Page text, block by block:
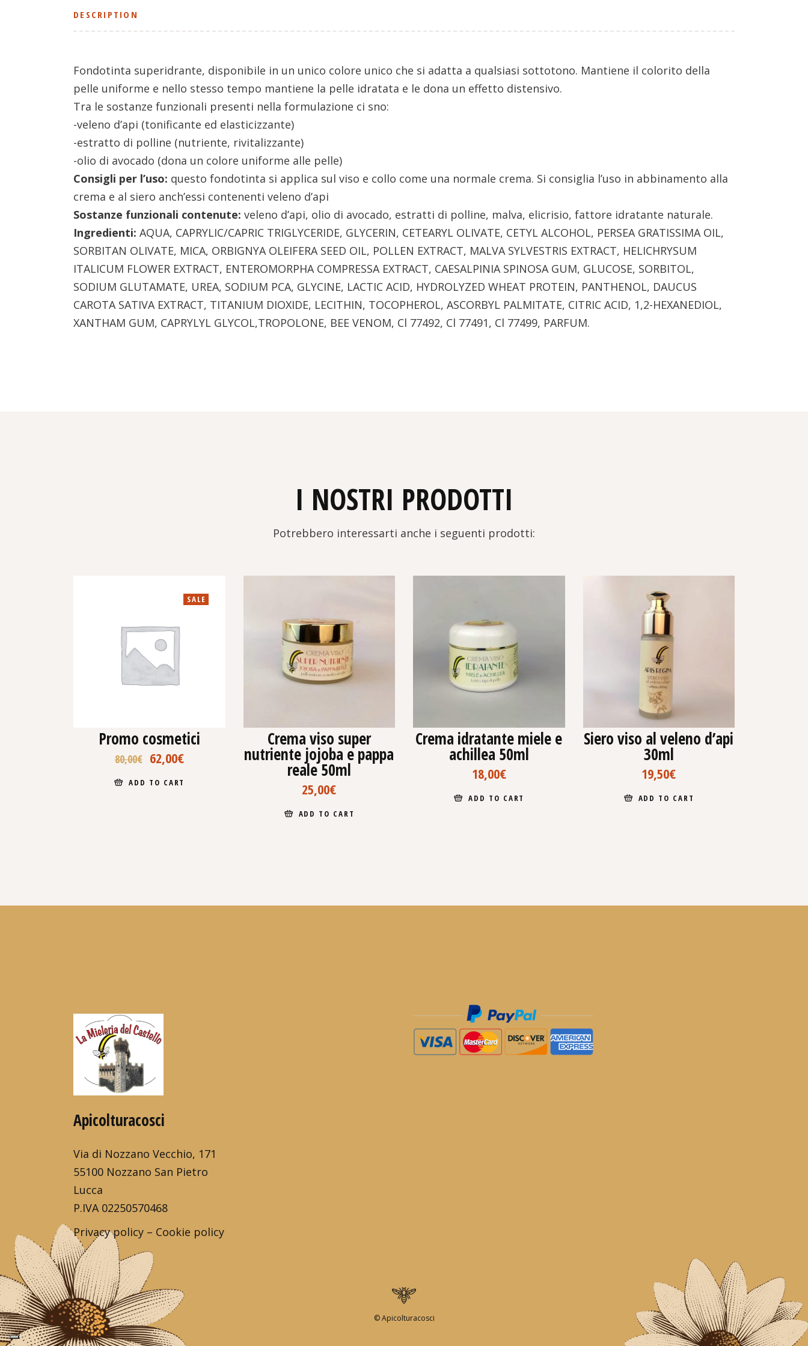
DESCRIPTION
Fondotinta superidrante, disponibile in un unico colore unico che si adatta a qualsiasi sottotono. Mantiene il colorito della
pelle uniforme e nello stesso tempo mantiene la pelle idratata e le dona un effetto distensivo.
Tra le sostanze funzionali presenti nella formulazione ci sno:
-veleno d’api (tonificante ed elasticizzante)
-estratto di polline (nutriente, rivitalizzante)
-olio di avocado (dona un colore uniforme alle pelle)
Consigli per l’uso: questo fondotinta si applica sul viso e collo come una normale crema. Si consiglia l’uso in abbinamento alla
crema e al siero anch’essi contenenti veleno d’api
Sostanze funzionali contenute: veleno d’api, olio di avocado, estratti di polline, malva, elicrisio, fattore idratante naturale.
Ingredienti: AQUA, CAPRYLIC/CAPRIC TRIGLYCERIDE, GLYCERIN, CETEARYL OLIVATE, CETYL ALCOHOL, PERSEA GRATISSIMA OIL,
SORBITAN OLIVATE, MICA, ORBIGNYA OLEIFERA SEED OIL, POLLEN EXTRACT, MALVA SYLVESTRIS EXTRACT, HELICHRYSUM
ITALICUM FLOWER EXTRACT, ENTEROMORPHA COMPRESSA EXTRACT, CAESALPINIA SPINOSA GUM, GLUCOSE, SORBITOL,
SODIUM GLUTAMATE, UREA, SODIUM PCA, GLYCINE, LACTIC ACID, HYDROLYZED WHEAT PROTEIN, PANTHENOL, DAUCUS
CAROTA SATIVA EXTRACT, TITANIUM DIOXIDE, LECITHIN, TOCOPHEROL, ASCORBYL PALMITATE, CITRIC ACID, 1,2-HEXANEDIOL,
XANTHAM GUM, CAPRYLYL GLYCOL,TROPOLONE, BEE VENOM, Cl 77492, Cl 77491, Cl 77499, PARFUM.
I NOSTRI PRODOTTI
Potrebbero interessarti anche i seguenti prodotti:
SALE
Promo cosmetici
80,00€ 62,00€
ADD TO CART
Crema viso super
nutriente jojoba e pappa
reale 50ml
25,00€
ADD TO CART
Crema idratante miele e
achillea 50ml
18,00€
ADD TO CART
Siero viso al veleno d’api
30ml
19,50€
ADD TO CART
Apicolturacosci
Via di Nozzano Vecchio, 171
55100 Nozzano San Pietro
Lucca
P.IVA 02250570468
Privacy policy – Cookie policy
© Apicolturacosci